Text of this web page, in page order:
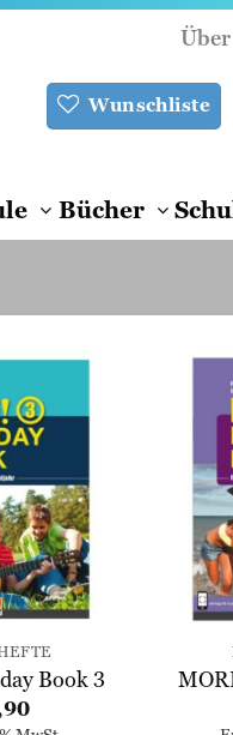
Wunschliste
Bücher
Wunschliste
Book 3